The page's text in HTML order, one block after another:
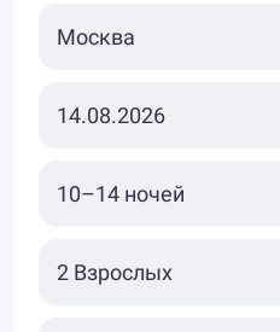
колоритом.
оставят равнодушных
метра низвергаются 275
этому месту.